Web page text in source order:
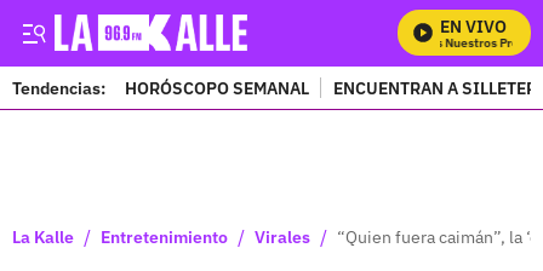
EN VIVO
Mira Todos Nuestros
Tendencias: HORÓSCOPO SEMANAL ENCUENTRAN A
La Kalle / Entretenimiento / Virales / “Quien fuera caimán”, la